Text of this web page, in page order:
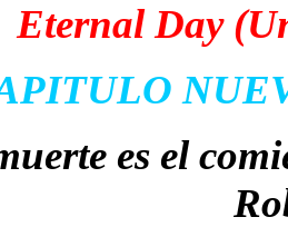
Eternal Day
es el